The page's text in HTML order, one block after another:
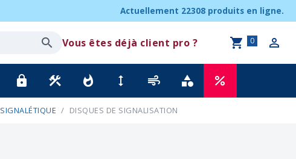
Actuellement 22308 produits en ligne.
Vous êtes déjà client pro ?
lock construction whatshot height air category percent
0
SIGNALÉTIQUE DISQUES DE SIGNALISATION